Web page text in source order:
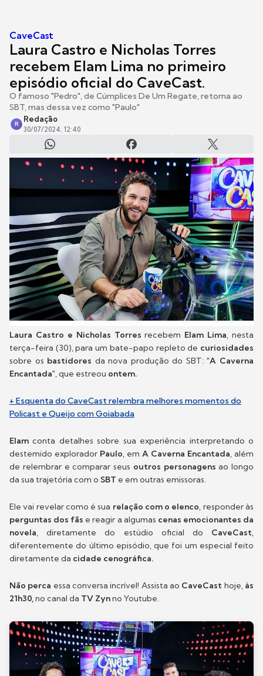
CaveCast
Laura Castro e Nicholas Torres
recebem Elam Lima no primeiro
episódio oficial do CaveCast.
O famoso "Pedro", de Cúmplices De Um Regate, retorna ao
SBT, mas dessa vez como "Paulo"
R
Redação
30/07/2024, 12:40
Laura Castro e Nicholas Torresrecebem Elam Lima, nesta
terça-feira (30), para um bate-papo repleto de curiosidades
sobre os bastidores da nova produção do SBT:"A Caverna
Encantada", que estreou ontem.
+ Esquenta do CaveCast relembra melhores momentos do
Policast e Queijo com Goiabada
Elam conta detalhes sobre sua experiência interpretando o
destemido explorador Paulo, em A Caverna Encantada, além
de relembrar e comparar seus outros personagens ao longo
da sua trajetória com o SBT e em outras emissoras.
Ele vai revelar como é sua relação com o elenco, responder às
perguntas dos fãs e reagir a algumas cenas emocionantes da
novela, diretamente do estúdio oficial do CaveCast,
diferentemente do último episódio, que foi um especial feito
diretamente da cidade cenográfica.
Não perca essa conversa incrível! Assista ao CaveCast hoje,às
21h30,no canal da TV Zynno Youtube.